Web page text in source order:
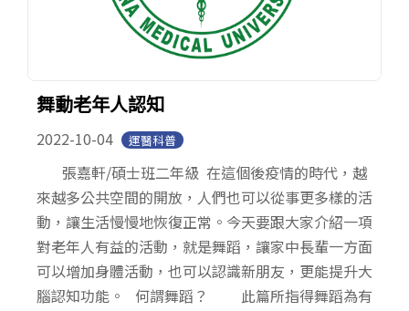
舞動老年人認知
2022-10-04 運醫科普
張嘉軒/碩士班二年級 在這個後疫情的時代，越
來越多公共空間的開放，人們也可以從事更多樣的活
動，讓生活慢慢地恢復正常。今天要跟大家介紹一項
對老年人有益的活動，就是舞蹈，讓家中長輩一方面
可以增加身體活動，也可以認識新朋友，更能提升大
腦認知功能。 何謂舞蹈？ 此篇所指得舞蹈為有